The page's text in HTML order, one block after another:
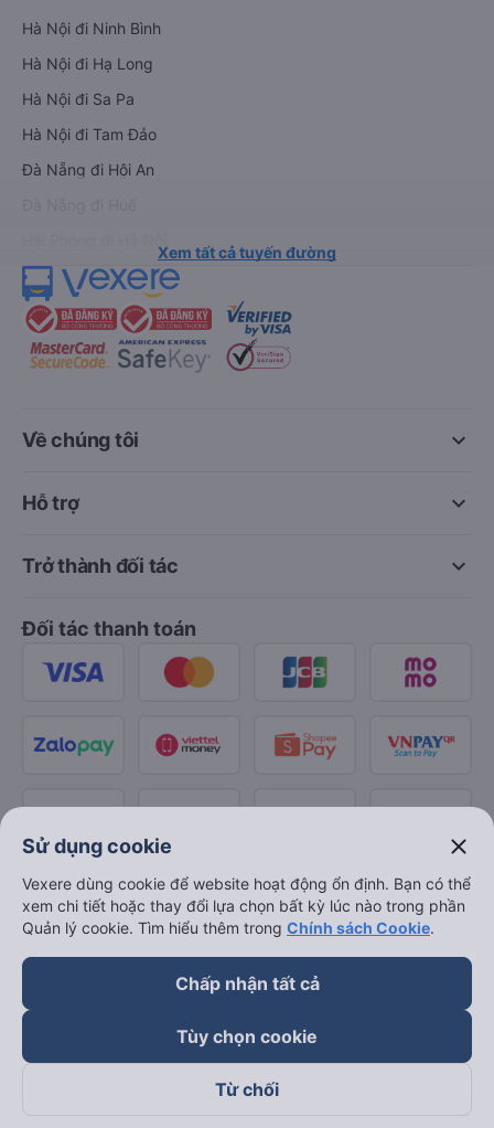
Hà Nội đi Ninh Bình
Hà Nội đi Hạ Long
Hà Nội đi Sa Pa
Hà Nội đi Tam Đảo
Đà Nẵng đi Hội An
Xem tất cả tuyến đường
keyboard_arrow_down
Về chúng tôi
keyboard_arrow_down
Hỗ trợ
keyboard_arrow_down
Trở thành đối tác
Đối tác thanh toán
Sử dụng cookie close
Vexere dùng cookie để website hoạt động ổn định. Bạn có thể
xem chi tiết hoặc thay đổi lựa chọn bất kỳ lúc nào trong phần
Quản lý cookie. Tìm hiểu thêm trong Chính sách Cookie.
Chấp nhận tất cả
Tùy chọn cookie
Từ chối